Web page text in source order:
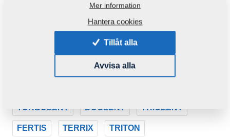
Produktkod: m08764
Den här komponenten är brukbar även för följande
TURBULENT DUOLENT TRIOLENT
FERTIS TERRIX TRITON
Mer information
Hantera cookies
Tillåt alla
Avvisa alla